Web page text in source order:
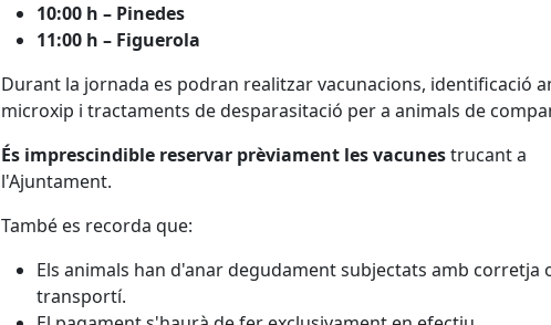
10:00 h – Pinedes
11:00 h – Figuerola
Durant la jornada es podran realitzar vacunacions, identificació
microxip i tractaments de desparasitació per a animals de
És imprescindible reservar prèviament les vacunestrucant a
l'Ajuntament.
També es recorda que:
Els animals han d'anar degudament subjectats amb corretja
transportí.